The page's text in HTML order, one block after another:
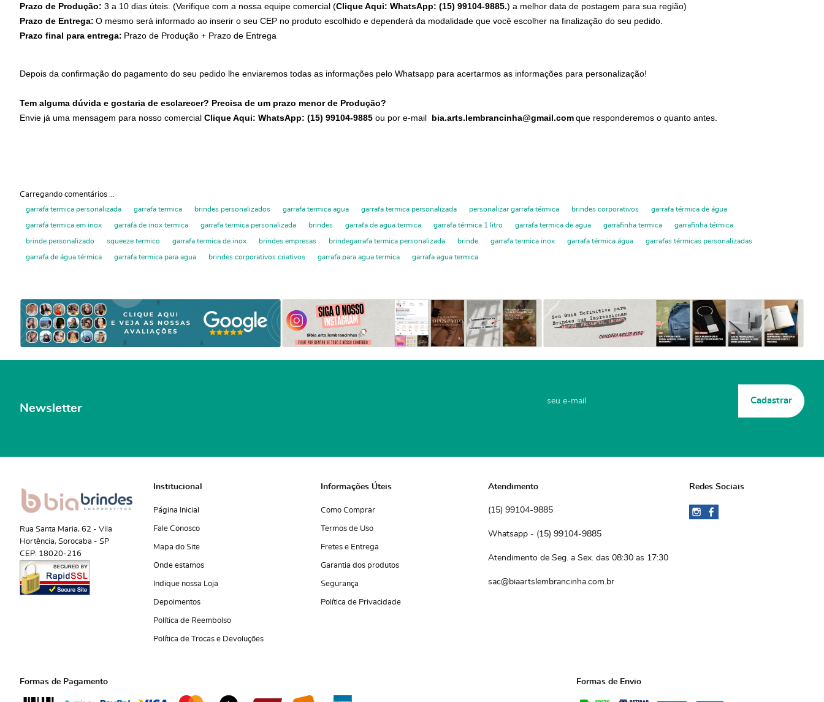
Prazo de Produção: 3 a 10 dias úteis. (Verifique com a nossa equipe comercial (Clique Aqui: WhatsApp: (15) 99104-9885.) a melhor data de postagem para sua região)
Prazo de Entrega: O mesmo será informado ao inserir o seu CEP no produto escolhido e dependerá da modalidade que você escolher na finalização do seu pedido.
Prazo final para entrega: Prazo de Produção + Prazo de Entrega
Depois da confirmação do pagamento do seu pedido lhe enviaremos todas as informações pelo Whatsapp para acertarmos as informações para personalização!
Tem alguma dúvida e gostaria de esclarecer? Precisa de um prazo menor de Produção?
Envie já uma mensagem para nosso comercial Clique Aqui: WhatsApp: (15) 99104-9885 ou por e-mail bia.arts.lembrancinha@gmail.comque responderemos o quanto antes.
Carregando comentários ...
garrafa termica personalizada garrafa termica brindes personalizados garrafa termica agua garrafa termica personalizada personalizar garrafa térmica brindes corporativos garrafa térmica de água
garrafa termica em inox garrafa de inox termica garrafa termica personalizada brindes garrafa de agua termica garrafa térmica 1 litro garrafa termica de agua garrafinha termica garrafinha térmica
brinde personalizado squeeze termico garrafa termica de inox brindes empresas brindegarrafa termica personalizada brinde garrafa termica inox garrafa térmica água garrafas térmicas personalizadas
garrafa de água térmica garrafa termica para agua brindes corporativos criativos garrafa para agua termica garrafa agua termica
Newsletter
Cadastrar
Rua Santa Maria, 62 - Vila
Hortência, Sorocaba - SP
CEP: 18020-216
Institucional
Página Inicial
Fale Conosco
Mapa do Site
Onde estamos
Indique nossa Loja
Depoimentos
Política de Reembolso
Política de Trocas e Devoluções
Informações Úteis
Como Comprar
Termos de Uso
Fretes e Entrega
Garantia dos produtos
Segurança
Política de Privacidade
Atendimento
(15) 99104-9885
(15) 99104-9885
Atendimento de Seg. a Sex. das 08:30 as 17:30
sac@biaartslembrancinha.com.br
Redes Sociais
Formas de Pagamento Formas de Envio